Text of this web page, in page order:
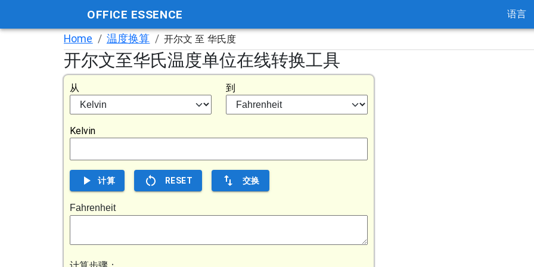
OFFICE ESSENCE 语言
Home / 温度换算 / 开尔文 至 华氏度
开尔文至华氏温度单位在线转换工具
从 到
Kelvin
计算 RESET 交换
Fahrenheit